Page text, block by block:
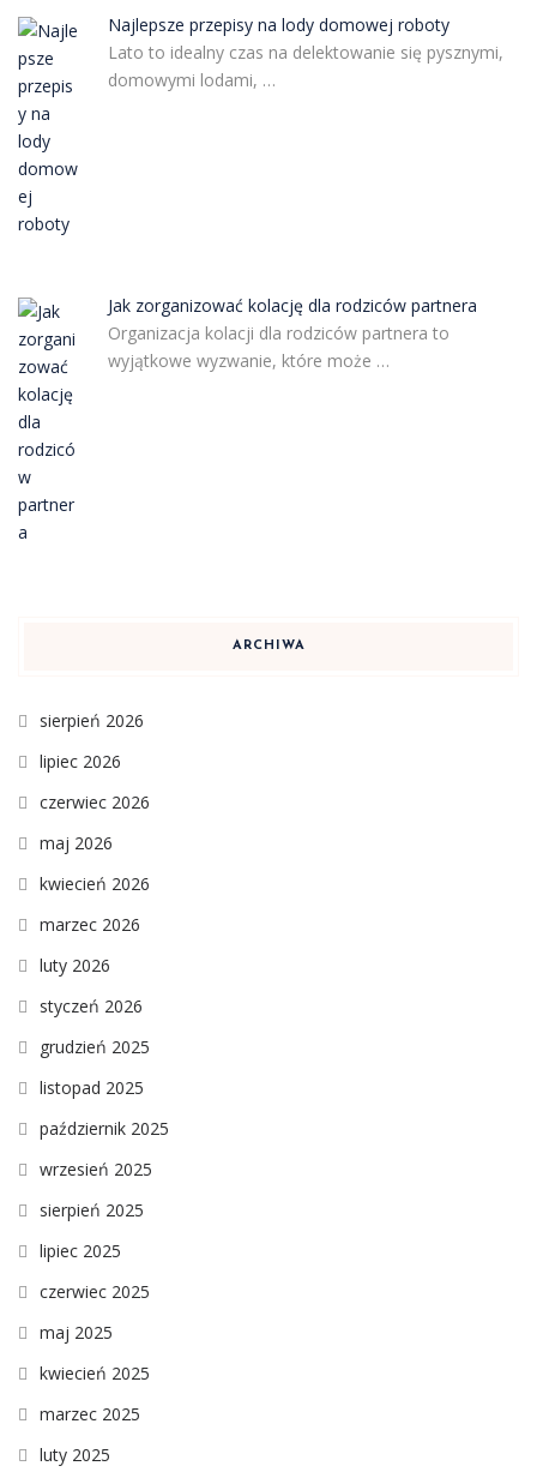
Najlepsze przepisy na lody domowej roboty
Lato to idealny czas na delektowanie się pysznymi,
domowymi lodami, …
Jak zorganizować kolację dla rodziców partnera
Organizacja kolacji dla rodziców partnera to
wyjątkowe wyzwanie, które może …
ARCHIWA
sierpień 2026
lipiec 2026
czerwiec 2026
maj 2026
kwiecień 2026
marzec 2026
luty 2026
styczeń 2026
grudzień 2025
listopad 2025
październik 2025
wrzesień 2025
sierpień 2025
lipiec 2025
czerwiec 2025
maj 2025
kwiecień 2025
marzec 2025
luty 2025